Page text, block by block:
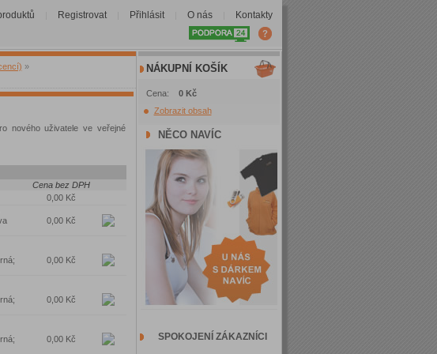
Registrovat Přihlásit O nás Kontakty
»
nového uživatele ve veřejné
Cena bez DPH
0,00 Kč
0,00 Kč
0,00 Kč
0,00 Kč
0,00 Kč
NÁKUPNÍ KOŠÍK
Cena: 0 Kč
Zobrazit obsah
NĚCO NAVÍC
SPOKOJENÍ ZÁKAZNÍCI